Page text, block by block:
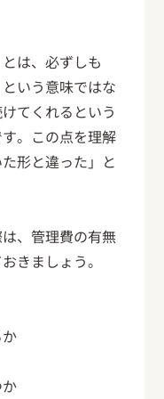
は、必ずしも
いう意味ではな
てくれるという
。この点を理解
形と違った」と
、管理費の有無
きましょう。